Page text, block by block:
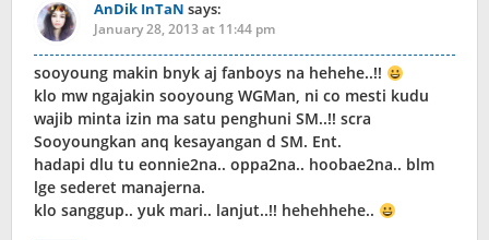
AnDik InTaN says:
January 28, 2013 at 11:44 pm
sooyoung makin bnyk aj fanboys na hehehe..!!
klo mw ngajakin sooyoung WGMan, ni co mesti kudu
wajib minta izin ma satu penghuni SM..!! scra
Sooyoungkan anq kesayangan d SM. Ent.
hadapi dlu tu eonnie2na.. oppa2na.. hoobae2na.. blm
lge sederet manajerna.
klo sanggup.. yuk mari.. lanjut..!! hehehhehe..